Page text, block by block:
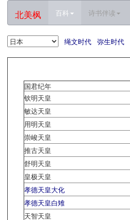
北美枫 百科 诗书伴读
绳文时代 弥生时代
国君纪年
钦明天皇
敏达天皇
用明天皇
崇峻天皇
推古天皇
舒明天皇
皇极天皇
孝德天皇大化
孝德天皇白雉
天智天皇